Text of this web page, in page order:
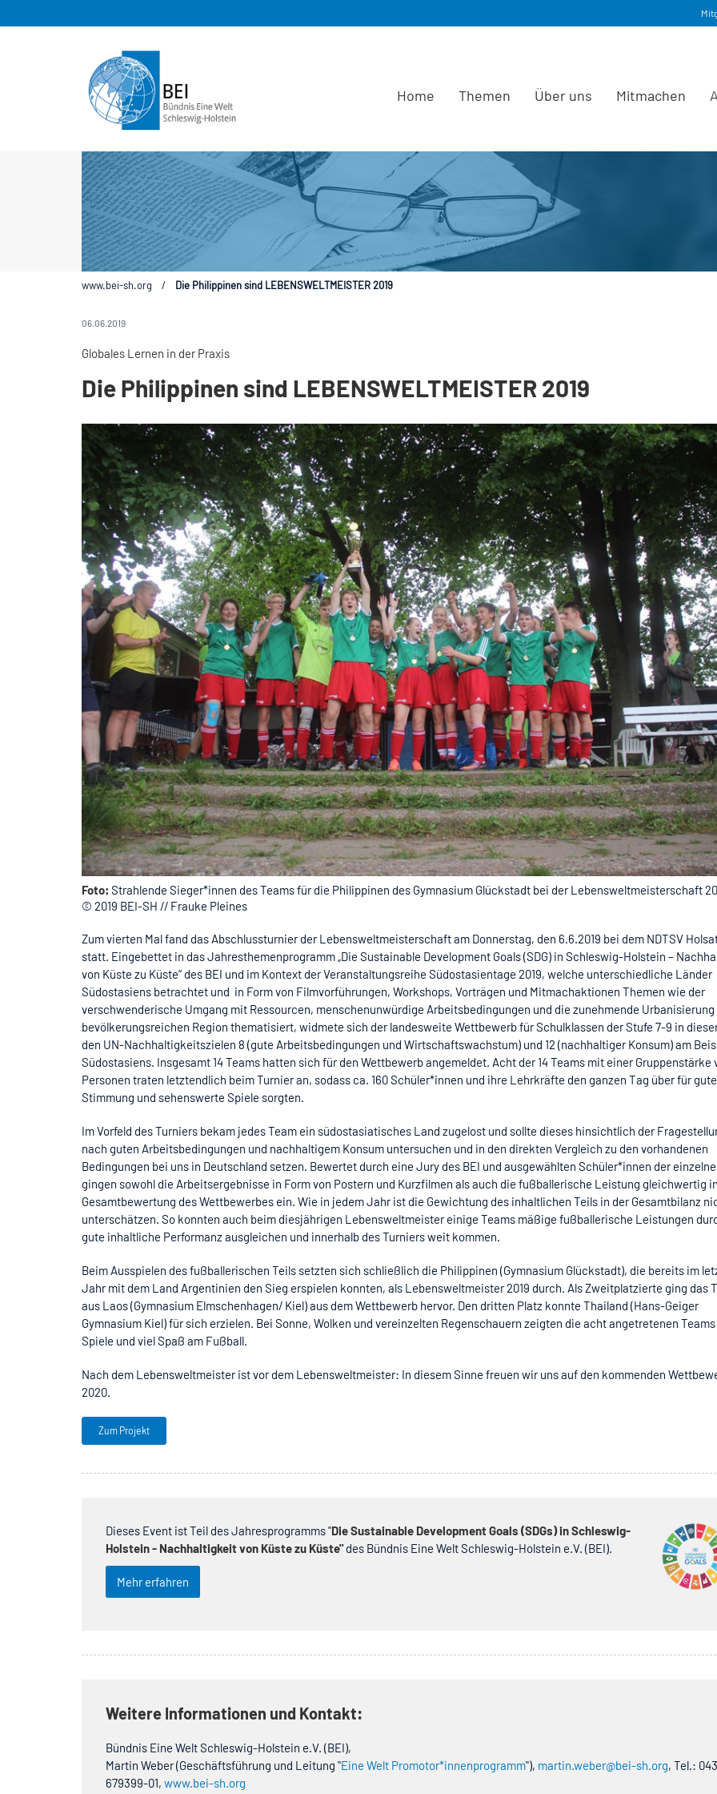
Home Themen Über uns Mitmachen
www.bei-sh.org / Die Philippinen sind LEBENSWELTMEISTER 2019
06.06.2019
Globales Lernen in der Praxis
Die Philippinen sind LEBENSWELTMEISTER 2019
Foto: Strahlende Sieger*innen des Teams für die Philippinen des Gymnasium Glückstadt bei der Lebensweltmeisterschaft
© 2019 BEI-SH // Frauke Pleines
Zum vierten Mal fand das Abschlussturnier der Lebensweltmeisterschaft am Donnerstag, den 6.6.2019 bei dem NDTSV
statt. Eingebettet in das Jahresthemenprogramm „Die Sustainable Development Goals (SDG) in Schleswig-Holstein –
von Küste zu Küste“ des BEI und im Kontext der Veranstaltungsreihe Südostasientage 2019, welche unterschiedliche Länder
Südostasiens betrachtet und in Form von Filmvorführungen, Workshops, Vorträgen und Mitmachaktionen Themen wie der
verschwenderische Umgang mit Ressourcen, menschenunwürdige Arbeitsbedingungen und die zunehmende Urbanisierung
bevölkerungsreichen Region thematisiert, widmete sich der landesweite Wettbewerb für Schulklassen der Stufe 7-9 in
den UN-Nachhaltigkeitszielen 8 (gute Arbeitsbedingungen und Wirtschaftswachstum) und 12 (nachhaltiger Konsum) am
Südostasiens. Insgesamt 14 Teams hatten sich für den Wettbewerb angemeldet. Acht der 14 Teams mit einer Gruppenstärke
Personen traten letztendlich beim Turnier an, sodass ca. 160 Schüler*innen und ihre Lehrkräfte den ganzen Tag über für gute
Stimmung und sehenswerte Spiele sorgten.
Im Vorfeld des Turniers bekam jedes Team ein südostasiatisches Land zugelost und sollte dieses hinsichtlich der
nach guten Arbeitsbedingungen und nachhaltigem Konsum untersuchen und in den direkten Vergleich zu den vorhandenen
Bedingungen bei uns in Deutschland setzen. Bewertet durch eine Jury des BEI und ausgewählten Schüler*innen der
gingen sowohl die Arbeitsergebnisse in Form von Postern und Kurzfilmen als auch die fußballerische Leistung gleichwertig
Gesamtbewertung des Wettbewerbes ein. Wie in jedem Jahr ist die Gewichtung des inhaltlichen Teils in der Gesamtbilanz
unterschätzen. So konnten auch beim diesjährigen Lebensweltmeister einige Teams mäßige fußballerische Leistungen
gute inhaltliche Performanz ausgleichen und innerhalb des Turniers weit kommen.
Beim Ausspielen des fußballerischen Teils setzten sich schließlich die Philippinen (Gymnasium Glückstadt), die bereits im
Jahr mit dem Land Argentinien den Sieg erspielen konnten, als Lebensweltmeister 2019 durch. Als Zweitplatzierte ging das
aus Laos (Gymnasium Elmschenhagen/ Kiel) aus dem Wettbewerb hervor. Den dritten Platz konnte Thailand (Hans-Geiger
Gymnasium Kiel) für sich erzielen. Bei Sonne, Wolken und vereinzelten Regenschauern zeigten die acht angetretenen
Spiele und viel Spaß am Fußball.
Nach dem Lebensweltmeister ist vor dem Lebensweltmeister: In diesem Sinne freuen wir uns auf den kommenden
2020.
Zum Projekt
Dieses Event ist Teil des Jahresprogramms "Die Sustainable Development Goals (SDGs) in Schleswig-
Holstein - Nachhaltigkeit von Küste zu Küste"des Bündnis Eine Welt Schleswig-Holstein e.V. (BEI).
Mehr erfahren
Weitere Informationen und Kontakt:
Bündnis Eine Welt Schleswig-Holstein e.V. (BEI),
Martin Weber (Geschäftsführung und Leitung "Eine Welt Promotor*innenprogramm"), martin.weber@bei-sh.org, Tel.:
679399-01, www.bei-sh.org